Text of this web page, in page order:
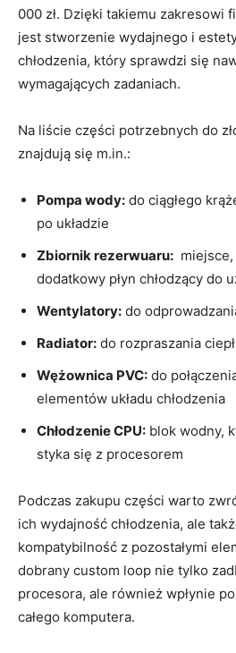
000 zł. Dzięki takiemu‍ zakresowi
jest stworzenie wydajnego i
chłodzenia, który⁢ sprawdzi się‌
wymagających zadaniach.
Na liście części potrzebnych do
znajdują się ‌m.in.:
Pompa ‌wody: do ciągłego‍
po​ układzie
Zbiornik rezerwuaru:
dodatkowy płyn chłodzący do
Wentylatory: do​
Radiator: do rozpraszania​
Wężownica PVC: do
elementów układu chłodzenia
Chłodzenie CPU: blok⁣ wodny,
styka się z procesorem
Podczas zakupu części ‍warto
ich ​wydajność chłodzenia, ale
kompatybilność ⁢z pozostałymi
dobrany custom​ loop nie tylko
procesora, ale ⁣również wpłynie​
całego komputera.